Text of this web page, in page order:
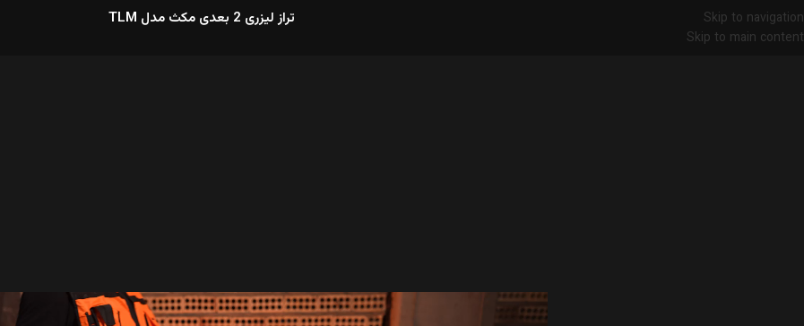
Skip to navigation
Skip to main content
تراز لیزری 2 بعدی مکث مدل TLM